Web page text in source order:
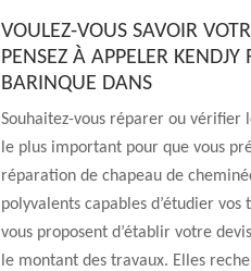
VOULEZ-VOUS SAVOIR
PENSEZ À APPELER
BARINQUE DANS
Souhaitez-vous réparer ou vérifier
le plus important pour que vous
réparation de chapeau de
polyvalents capables d’étudier
vous proposent d’établir votre
le montant des travaux. Elles